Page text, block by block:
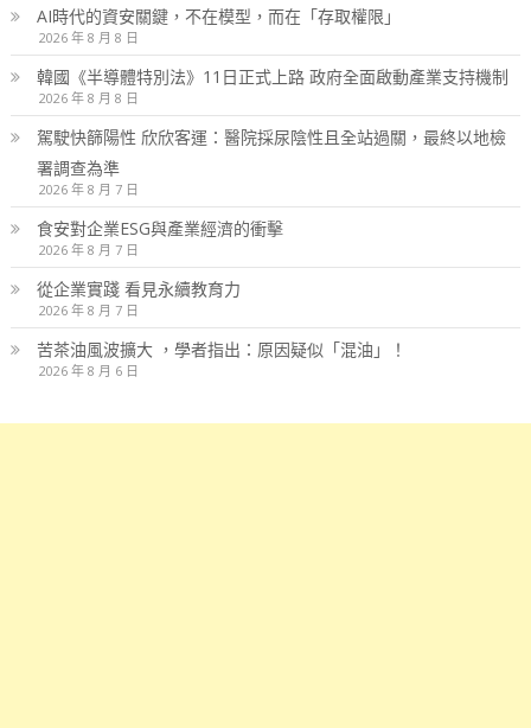
AI時代的資安關鍵，不在模型，而在「存取權限」
2026 年 8 月 8 日
韓國《半導體特別法》11日正式上路 政府全面啟動產業支持機制
2026 年 8 月 8 日
駕駛快篩陽性 欣欣客運：醫院採尿陰性且全站過關，最終以地檢
署調查為準
2026 年 8 月 7 日
食安對企業ESG與產業經濟的衝擊
2026 年 8 月 7 日
從企業實踐 看見永續教育力
2026 年 8 月 7 日
苦茶油風波擴大 ，學者指出：原因疑似「混油」！
2026 年 8 月 6 日